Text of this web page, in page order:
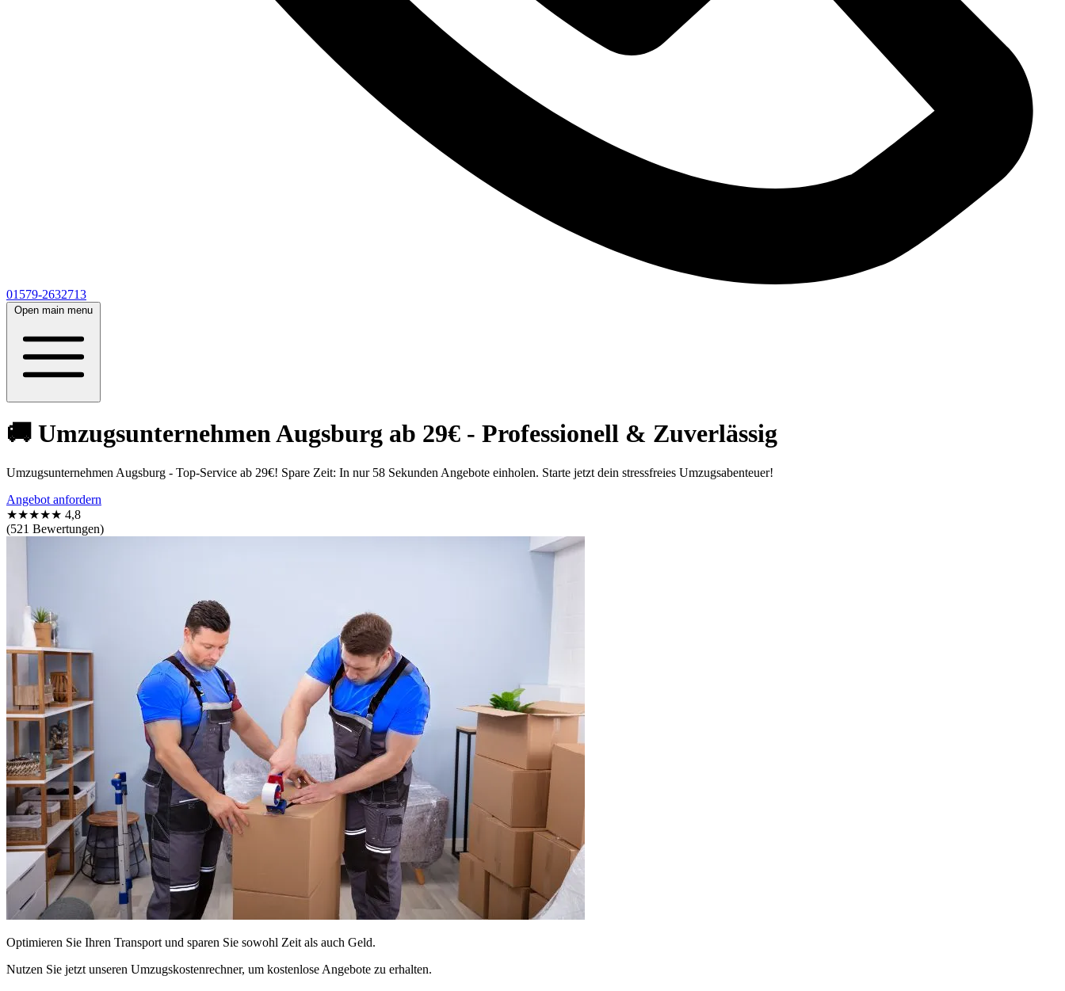
01579-2632713
Open main menu
🚚 Umzugsunternehmen Augsburg ab 29€ - Professionell & Zuverlässig
Umzugsunternehmen Augsburg - Top-Service ab 29€! Spare Zeit: In nur 58 Sekunden Angebote einholen. Starte jetzt dein stressfreies Umzugsabenteuer!
Angebot anfordern
★★★★★ 4,8
(521 Bewertungen)
Optimieren Sie Ihren Transport und sparen Sie sowohl Zeit als auch Geld.
Nutzen Sie jetzt unseren Umzugskostenrechner, um kostenlose Angebote zu erhalten.